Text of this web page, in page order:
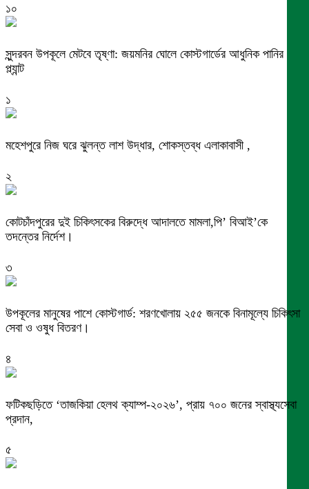
১০
সুন্দরবন উপকূলে মেটবে তৃষ্ণা: জয়মনির ঘোলে কোস্টগার্ডের আধুনিক পানির
প্ল্যান্ট
১
মহেশপুরে নিজ ঘরে ঝুলন্ত লাশ উদ্ধার, শোকস্তব্ধ এলাকাবাসী ,
২
কোটচাঁদপুরের দুই চিকিৎসকের বিরুদ্ধে আদালতে মামলা,পি’ বিআই’কে
তদন্তের নির্দেশ।
৩
উপকূলের মানুষের পাশে কোস্টগার্ড: শরণখোলায় ২৫৫ জনকে বিনামূল্যে চিকিৎসা
সেবা ও ওষুধ বিতরণ।
৪
ফটিকছড়িতে ‘তাজকিয়া হেলথ ক্যাম্প-২০২৬’, প্রায় ৭০০ জনের স্বাস্থ্যসেবা
প্রদান,
৫